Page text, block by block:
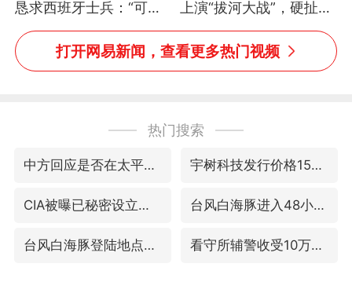
恳求西班牙士兵：“可不
可以不要把我遣返回国”
上演“拔河大战”，硬扯加
铁棒敲打方才挣脱
打开网易新闻，查看更多热门视频
热门搜索
中方回应是否在太平洋海底开采稀土 宇树科技发行价格150.80元/股
CIA被曝已秘密设立古巴工作组 台风白海豚进入48小时警戒线
台风白海豚登陆地点更新 看守所辅警收受10万获刑1年